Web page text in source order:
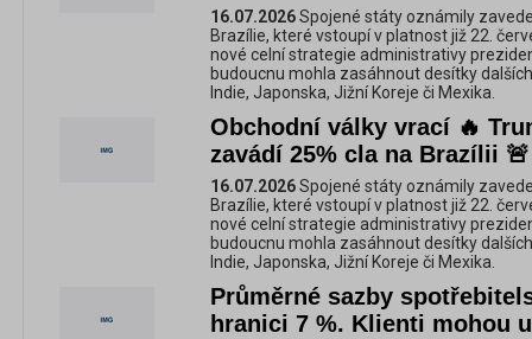
16.07.2026Spojené státy oznámily
Brazílie, které vstoupí v platnost již 22.
nové celní strategie administrativy
budoucnu mohla zasáhnout desítky
Indie, Japonska, Jižní Koreje či Mexika.
Obchodní války vrací 🔥
zavádí 25% cla na Brazílii 🚨
16.07.2026Spojené státy oznámily
Brazílie, které vstoupí v platnost již 22.
nové celní strategie administrativy
budoucnu mohla zasáhnout desítky
Indie, Japonska, Jižní Koreje či Mexika.
Průměrné sazby
hranici 7 %. Klienti mohou